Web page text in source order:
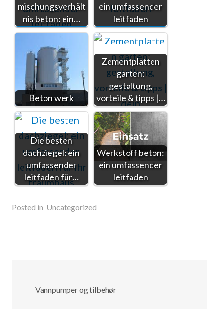
mischungsverhält
nis beton: ein…
ein umfassender
leitfaden
Beton werk
Zementplatten
garten:
gestaltung,
vorteile & tipps |…
Die besten
dachziegel: ein
umfassender
leitfaden für…
Werkstoff beton:
ein umfassender
leitfaden
Posted in: Uncategorized
Vannpumper og tilbehør